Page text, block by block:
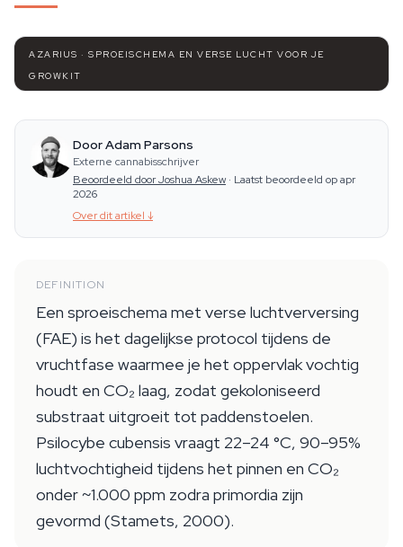
AZARIUS · SPROEISCHEMA EN VERSE LUCHT VOOR JE
GROWKIT
Door Adam Parsons
Externe cannabisschrijver
Beoordeeld door Joshua Askew · Laatst beoordeeld op apr
2026
Over dit artikel ↓
DEFINITION
Een sproeischema met verse luchtverversing
(FAE) is het dagelijkse protocol tijdens de
vruchtfase waarmee je het oppervlak vochtig
houdt en CO₂ laag, zodat gekoloniseerd
substraat uitgroeit tot paddenstoelen.
Psilocybe cubensis vraagt 22–24 °C, 90–95%
luchtvochtigheid tijdens het pinnen en CO₂
onder ~1.000 ppm zodra primordia zijn
gevormd (Stamets, 2000).